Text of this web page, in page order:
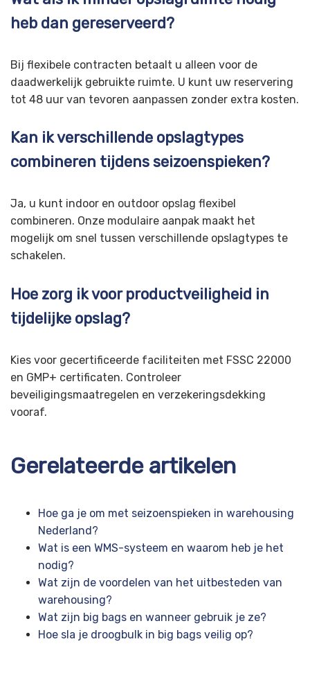
heb dan gereserveerd?
Bij flexibele contracten betaalt u alleen voor de
daadwerkelijk gebruikte ruimte. U kunt uw reservering
tot 48 uur van tevoren aanpassen zonder extra kosten.
Kan ik verschillende opslagtypes
combineren tijdens seizoenspieken?
Ja, u kunt indoor en outdoor opslag flexibel
combineren. Onze modulaire aanpak maakt het
mogelijk om snel tussen verschillende opslagtypes te
schakelen.
Hoe zorg ik voor productveiligheid in
tijdelijke opslag?
Kies voor gecertificeerde faciliteiten met FSSC 22000
en GMP+ certificaten. Controleer
beveiligingsmaatregelen en verzekeringsdekking
vooraf.
Gerelateerde artikelen
Hoe ga je om met seizoenspieken in warehousing
Nederland?
Wat is een WMS-systeem en waarom heb je het
nodig?
Wat zijn de voordelen van het uitbesteden van
warehousing?
Wat zijn big bags en wanneer gebruik je ze?
Hoe sla je droogbulk in big bags veilig op?